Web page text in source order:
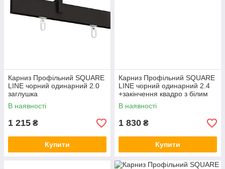
Карниз Профільний SQUARE
LINE чорний одинарний 2.0
заглушка
В наявності
1 215 ₴
Купити
Карниз Профільний SQUARE
LINE чорний одинарний 2.4
+закінчення квадро з білим
каменем
В наявності
1 830 ₴
Купити